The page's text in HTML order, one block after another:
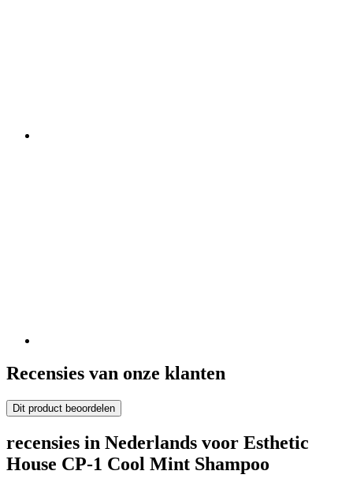
Recensies van onze klanten
Dit product beoordelen
recensies in Nederlands voor Esthetic
House CP-1 Cool Mint Shampoo